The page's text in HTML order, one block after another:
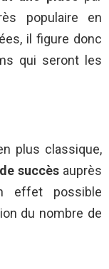
populaire en
il figure donc
qui seront les
plus classique,
succèsauprès
effet possible
du nombre de